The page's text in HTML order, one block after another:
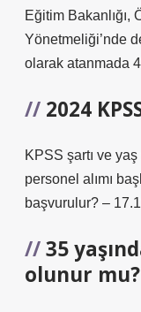
Eğitim Bakanlığı,
Yönetmeliği’nde
olarak atanmada
2024
KPSS şartı ve yaş
personel alımı
başvurulur? –
35
olunur mu?